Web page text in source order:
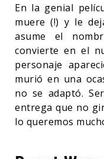
En la genial
muere (!) y le
asume el
convierte en el
personaje
murió en una
no se adaptó.
entrega que no
lo queremos